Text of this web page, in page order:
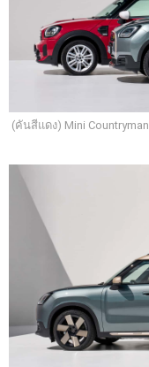
(คันสีแดง) Mini